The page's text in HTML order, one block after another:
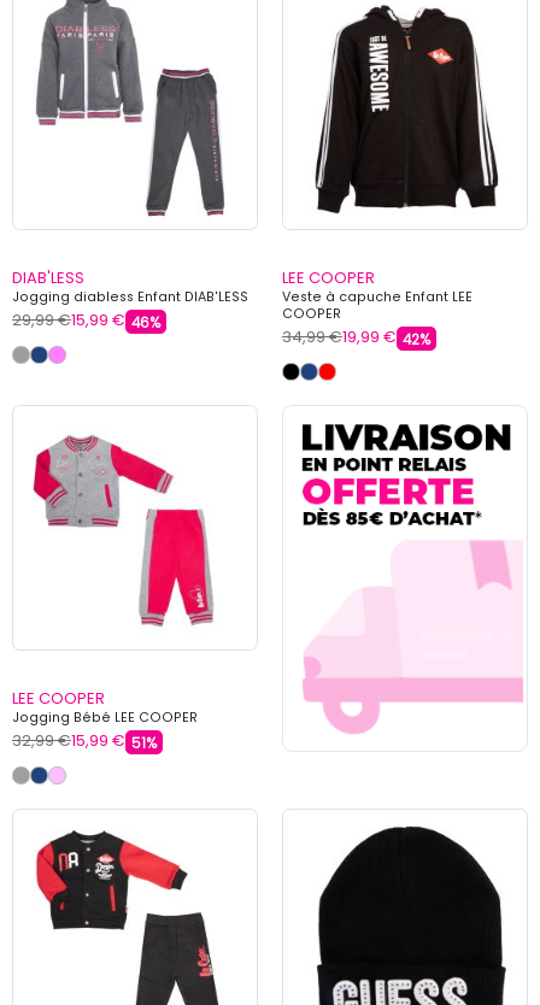
DIAB'LESS
Jogging diabless Enfant DIAB'LESS
29,99 €15,99 € 46%
LEE COOPER
Veste à capuche Enfant LEE
COOPER
34,99 €19,99 € 42%
LEE COOPER
Jogging Bébé LEE COOPER
32,99 €15,99 € 51%